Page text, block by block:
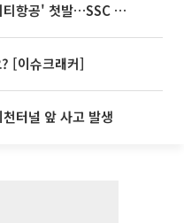
티웨이항공, 새 이름 '트리니티항공' 첫발…SSC 전략 본격화
[이슈크래커]
터널 앞 사고 발생